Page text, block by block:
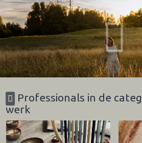
Professionals in de
werk